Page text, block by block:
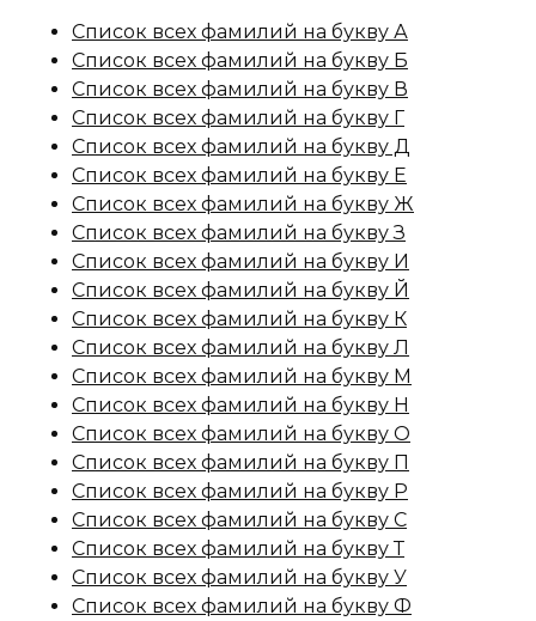
Список всех фамилий на букву А
Список всех фамилий на букву Б
Список всех фамилий на букву В
Список всех фамилий на букву Г
Список всех фамилий на букву Д
Список всех фамилий на букву Е
Список всех фамилий на букву Ж
Список всех фамилий на букву З
Список всех фамилий на букву И
Список всех фамилий на букву Й
Список всех фамилий на букву К
Список всех фамилий на букву Л
Список всех фамилий на букву М
Список всех фамилий на букву Н
Список всех фамилий на букву О
Список всех фамилий на букву П
Список всех фамилий на букву Р
Список всех фамилий на букву С
Список всех фамилий на букву Т
Список всех фамилий на букву У
Список всех фамилий на букву Ф